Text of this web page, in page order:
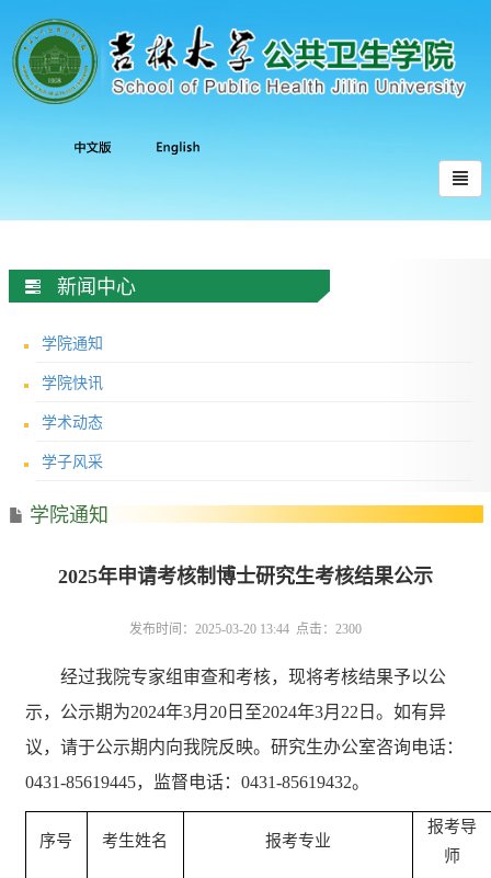
新闻中心
学院通知
学院快讯
学术动态
学子风采
学院通知
2025年申请考核制博士研究生考核结果公示
发布时间：2025-03-20 13:44 点击： 2300
经过我院专家组审查和考核，现将考核结果予以公
示，公示期为2024年3月20日至2024年3月22日。如有异
议，请于公示期内向我院反映。研究生办公室咨询电话：
0431-85619445，监督电话：0431-85619432。
序号 考生姓名 报考专业
报考导
师